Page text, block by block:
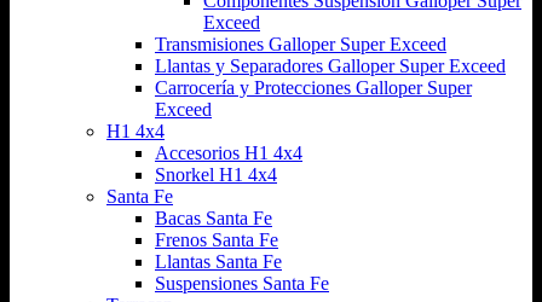
Exceed
Transmisiones Galloper Super Exceed
Llantas y Separadores Galloper Super Exceed
Carrocería y Protecciones Galloper Super
Exceed
H1 4x4
Accesorios H1 4x4
Snorkel H1 4x4
Santa Fe
Bacas Santa Fe
Frenos Santa Fe
Llantas Santa Fe
Suspensiones Santa Fe